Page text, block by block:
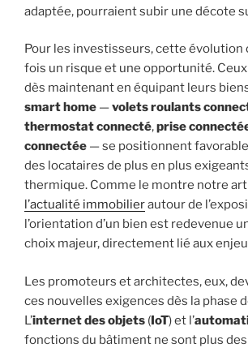
adaptée, pourraient subir une décote
Pour les investisseurs, cette évolution
fois un risque et une opportunité.
dès maintenant en équipant leurs
smart home —volets roulants
thermostat connecté,prise
connectée — se positionnent
des locataires de plus en plus
thermique. Comme le montre notre
l’actualité immobilierautour de
l’orientation d’un bien est redevenue
choix majeur, directement lié aux
Les promoteurs et architectes, eux,
ces nouvelles exigences dès la phase
L’internet des objets (IoT) et l’
fonctions du bâtiment ne sont plus